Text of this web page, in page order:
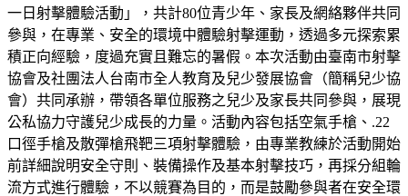
一日射擊體驗活動」，共計80位青少年、家長及網絡夥伴共同
參與，在專業、安全的環境中體驗射擊運動，透過多元探索累
積正向經驗，度過充實且難忘的暑假。本次活動由臺南市射擊
協會及社團法人台南市全人教育及兒少發展協會（簡稱兒少協
會）共同承辦，帶領各單位服務之兒少及家長共同參與，展現
公私協力守護兒少成長的力量。活動內容包括空氣手槍、.22
口徑手槍及散彈槍飛靶三項射擊體驗，由專業教練於活動開始
前詳細說明安全守則、裝備操作及基本射擊技巧，再採分組輪
流方式進行體驗，不以競賽為目的，而是鼓勵參與者在安全環